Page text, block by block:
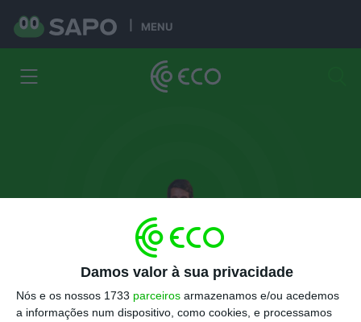
Damos valor à sua privacidade
Nós e os nossos 1733 parceiros armazenamos e/ou acedemos
a informações num dispositivo, como cookies, e processamos
MENU
António Dias Martins
Portugal